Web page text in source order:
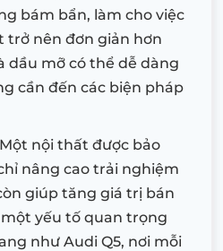
bám bẩn, làm cho việc
trở nên đơn giản hơn
dầu mỡ có thể dễ dàng
cần đến các biện pháp
nội thất được bảo
nâng cao trải nghiệm
giúp tăng giá trị bán
một yếu tố quan trọng
như Audi Q5, nơi mỗi